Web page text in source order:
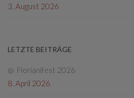
3. August 2026
LETZTE BEITRÄGE
Florianifest 2026
8. April 2026